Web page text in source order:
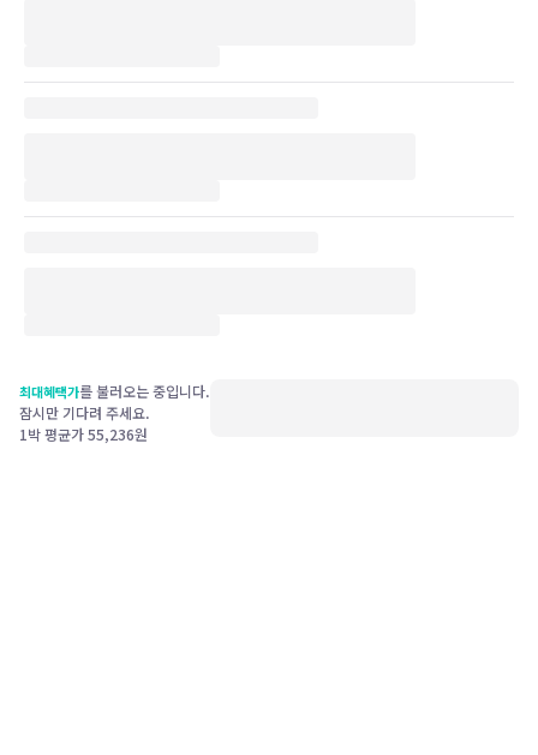
최대혜택가를 불러오는 중입니다.
잠시만 기다려 주세요.
1박 평균가55,236원